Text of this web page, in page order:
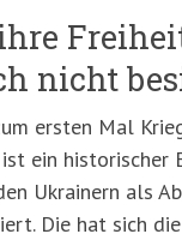
nicht
ersten Mal
ein historischer
Ukrainern als
Die hat sich